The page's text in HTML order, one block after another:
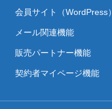
会員サイト（WordPress）
メール関連機能
販売パートナー機能
契約者マイページ機能